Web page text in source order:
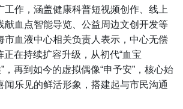
工作，涵盖健康科普短视频创作、线上
献血点智能导览、公益周边文创开发等
市血液中心相关负责人表示，中心无偿
正在持续扩容升级，从初代“血宝
”，再到如今的虚拟偶像“申予安”，核心始
闻乐见的鲜活形象，搭建起与市民沟通